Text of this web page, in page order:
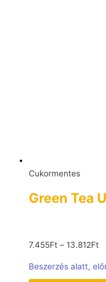
Cukormentes
Green Tea
7.455Ft – 13.812Ft
Beszerzés alatt,